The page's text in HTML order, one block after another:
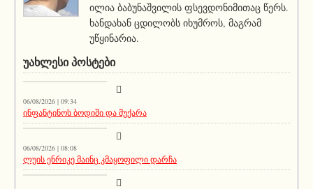
ილია ბაბუნაშვილის ფსევდონიმითაც წერს.
ხანდახან ცდილობს იხუმროს, მაგრამ
უწყინარია.
ᲣᲐᲮᲚᲔᲡᲘ ᲞᲝᲡᲢᲔᲑᲘ
06/08/2026 | 09:34
ინფანტინოს ბოდიში და მუქარა
მთავარი ამბავი
06/08/2026 | 08:08
ლუის ენრიკე მაინც კმაყოფილი დარჩა
აქეთურ-იქითური